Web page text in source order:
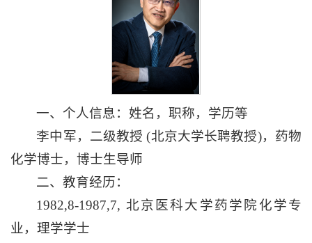
一、个人信息：姓名，职称，学历等
李中军，二级教授 (北京大学长聘教授)，药物
化学博士，博士生导师
二、教育经历：
1982,8-1987,7, 北京医科大学药学院化学专
业，理学学士